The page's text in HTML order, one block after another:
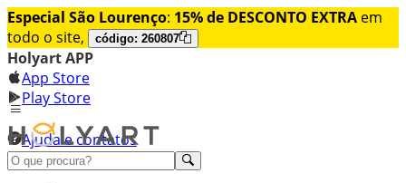
Especial São Lourenço: 15% de DESCONTO EXTRA em
todo o site,
código: 260807
Holyart APP
App Store
Play Store
Ajuda e contatos
Conheça premium